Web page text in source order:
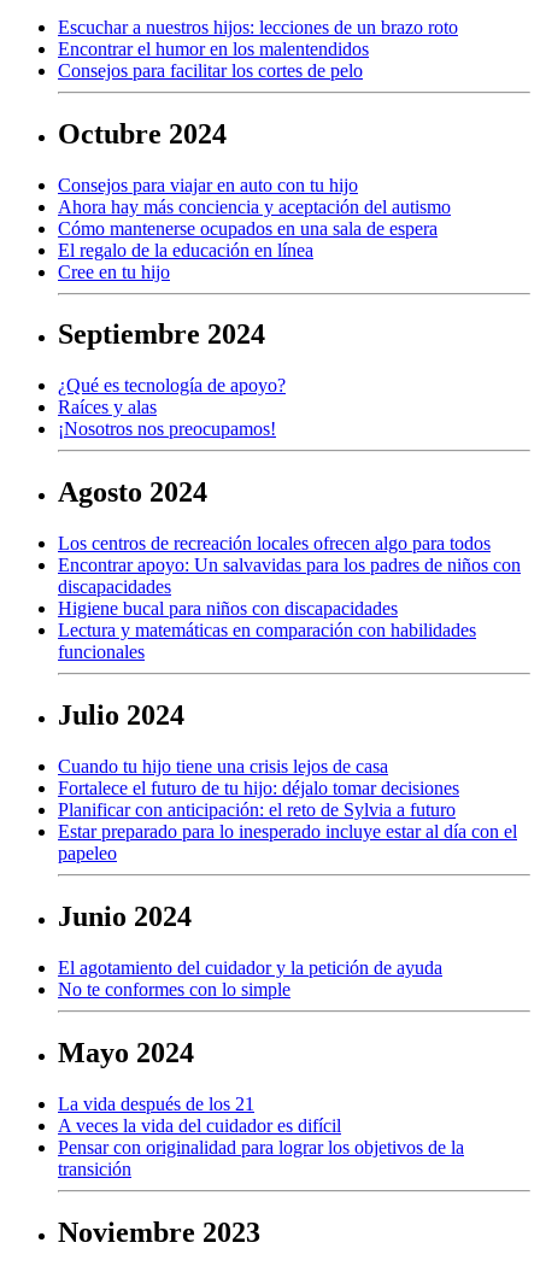
Escuchar a nuestros hijos: lecciones de un brazo roto
Encontrar el humor en los malentendidos
Consejos para facilitar los cortes de pelo
Octubre 2024
Consejos para viajar en auto con tu hijo
Ahora hay más conciencia y aceptación del autismo
Cómo mantenerse ocupados en una sala de espera
El regalo de la educación en línea
Cree en tu hijo
Septiembre 2024
¿Qué es tecnología de apoyo?
Raíces y alas
¡Nosotros nos preocupamos!
Agosto 2024
Los centros de recreación locales ofrecen algo para todos
Encontrar apoyo: Un salvavidas para los padres de niños con
discapacidades
Higiene bucal para niños con discapacidades
Lectura y matemáticas en comparación con habilidades
funcionales
Julio 2024
Cuando tu hijo tiene una crisis lejos de casa
Fortalece el futuro de tu hijo: déjalo tomar decisiones
Planificar con anticipación: el reto de Sylvia a futuro
Estar preparado para lo inesperado incluye estar al día con el
papeleo
Junio 2024
El agotamiento del cuidador y la petición de ayuda
No te conformes con lo simple
Mayo 2024
La vida después de los 21
A veces la vida del cuidador es difícil
Pensar con originalidad para lograr los objetivos de la
transición
Noviembre 2023